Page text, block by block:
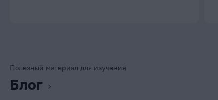
Полезный материал для изучения
Блог